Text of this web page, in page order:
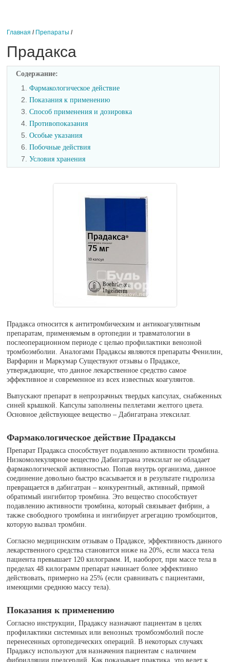
Главная / Препараты /
Прадакса
Содержание:
1.Фармакологическое действие
2.Показания к применению
3.Способ применения и дозировка
4.Противопоказания
5.Особые указания
6.Побочные действия
7.Условия хранения
Прадакса относится к антитромбическим и антикоагулянтным
препаратам, применяемым в ортопедии и травматологии в
послеоперационном периоде с целью профилактики венозной
тромбоэмболии. Аналогами Прадаксы являются препараты Фенилин,
Варфарин и Маркумар Существуют отзывы о Прадаксе,
утверждающие, что данное лекарственное средство самое
эффективное и современное из всех известных коагулянтов.
Выпускают препарат в непрозрачных твердых капсулах, снабженных
синей крышкой. Капсулы заполнены пеллетами желтого цвета.
Основное действующее вещество – Дабигатрана этексилат.
Фармакологическое действие Прадаксы
Препарат Прадакса способствует подавлению активности тромбина.
Низкомолекулярное вещество Дабигатрана этексилат не обладает
фармакологической активностью. Попав внутрь организма, данное
соединение довольно быстро всасывается и в результате гидролиза
превращается в дабигатран – конкурентный, активный, прямой
обратимый ингибитор тромбина. Это вещество способствует
подавлению активности тромбина, который связывает фибрин, а
также свободного тромбина и ингибирует агрегацию тромбоцитов,
которую вызвал тромбин.
Согласно медицинским отзывам о Прадаксе, эффективность данного
лекарственного средства становится ниже на 20%, если масса тела
пациента превышает 120 килограмм. И, наоборот, при массе тела в
пределах 48 килограмм препарат начинает более эффективно
действовать, примерно на 25% (если сравнивать с пациентами,
имеющими среднюю массу тела).
Показания к применению
Согласно инструкции, Прадаксу назначают пациентам в целях
профилактики системных или венозных тромбоэмболий после
перенесенных ортопедических операций. В некоторых случаях
Прадаксу используют для назначения пациентам с наличием
фибрилляции предсердий. Как показывает практика, это ведет к